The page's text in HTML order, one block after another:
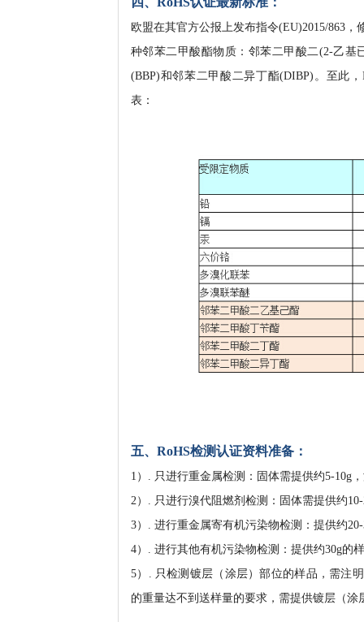
欧盟在其官方公报上发布指令(EU)2015/863，
种邻苯二甲酸酯物质：邻苯二甲酸二(2-乙基
(BBP)和邻苯二甲酸二异丁酯(DIBP)。至此
表：
五、RoHS检测认证资料准备：
1）. 只进行重金属检测：固体需提供约5-10g
2）. 只进行溴代阻燃剂检测：固体需提供约
3）. 进行重金属寄有机污染物检测：提供约
4）. 进行其他有机污染物检测：提供约30g的
5）. 只检测镀层（涂层）部位的样品，需注
的重量达不到送样量的要求，需提供镀层（涂